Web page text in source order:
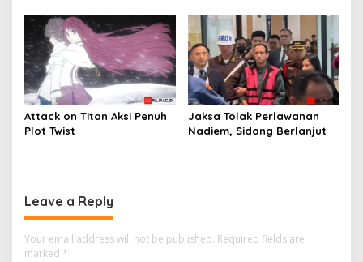
Attack on Titan Aksi Penuh
Plot Twist
Jaksa Tolak Perlawanan
Nadiem, Sidang Berlanjut
Leave a Reply
Your email address will not be published. Required fields are
marked *